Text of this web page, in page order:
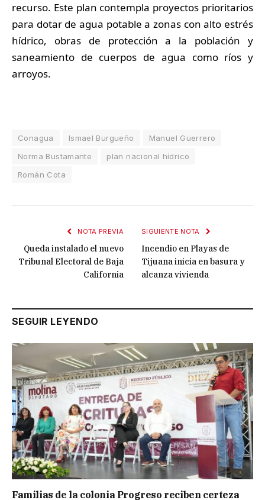
recurso. Este plan contempla proyectos prioritarios
para dotar de agua potable a zonas con alto estrés
hídrico, obras de protección a la población y
saneamiento de cuerpos de agua como ríos y
arroyos.
Conagua Ismael Burgueño
Manuel Guerrero
Norma Bustamante
plan nacional hídrico
Román Cota
NOTA PREVIA
Queda instalado el nuevo
Tribunal Electoral de Baja
California
SIGUIENTE NOTA
Incendio en Playas de
Tijuana inicia en basura y
alcanza vivienda
SEGUIR LEYENDO
Familias de la colonia Progreso reciben certeza